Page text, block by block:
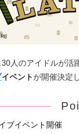
人のアイドルが活
イベント が開催決定
ブイベント開催